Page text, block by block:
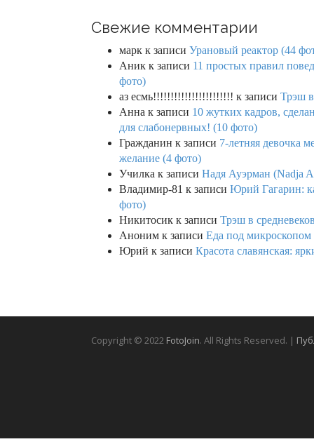
Свежие комментарии
марк к записи Урановый реактор (44
Аник к записи 11 простых правил
фото)
аз есмь!!!!!!!!!!!!!!!!!!!!!!! к записи Трэш в
Анна к записи 10 жутких кадров,
для слабонервных! (10 фото)
Гражданин к записи 7-летняя девочка
желание (4 фото)
Училка к записи Надя Ауэрман (Nadja
Владимир-81 к записи Юрий Гагарин:
фото)
Никитосик к записи Трэш в
Аноним к записи Еда под микроскопом
Юрий к записи Красота славянская:
Copyright © 2022 FotoJoin. All Rights Reserved. |